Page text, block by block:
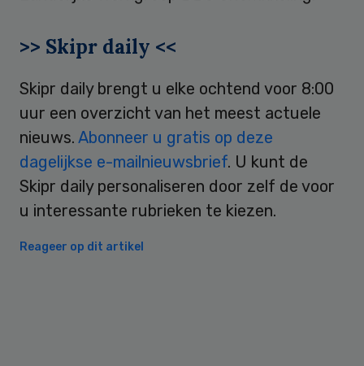
>> Skipr daily <<
Skipr daily brengt u elke ochtend voor 8:00
uur een overzicht van het meest actuele
nieuws. Abonneer u gratis op deze
dagelijkse e-mailnieuwsbrief. U kunt de
Skipr daily personaliseren door zelf de voor
u interessante rubrieken te kiezen.
Reageer op dit artikel